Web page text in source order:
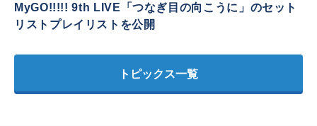
MyGO!!!!! 9th LIVE「つなぎ目の向こうに」のセット
リストプレイリストを公開
トピックス一覧